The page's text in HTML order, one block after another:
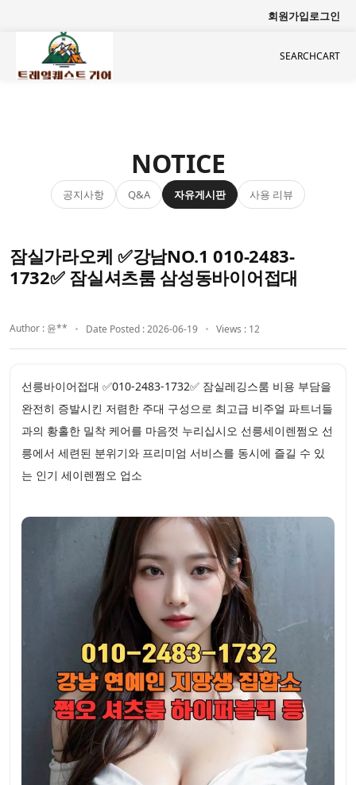
회원가입로그인
SEARCHCART
NOTICE
공지사항 Q&A 자유게시판 사용 리뷰
잠실가라오케 ✅강남NO.1 010-2483-
1732✅ 잠실셔츠룸 삼성동바이어접대
Author : 윤** Date Posted : 2026-06-19 Views : 12
선릉바이어접대 ✅010-2483-1732✅ 잠실레깅스룸 비용 부담을
완전히 증발시킨 저렴한 주대 구성으로 최고급 비주얼 파트너들
과의 황홀한 밀착 케어를 마음껏 누리십시오 선릉세이렌쩜오 선
릉에서 세련된 분위기와 프리미엄 서비스를 동시에 즐길 수 있
는 인기 세이렌쩜오 업소